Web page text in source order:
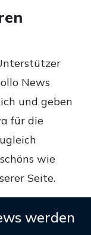
News
und geben
für die
wie
Seite.
werden